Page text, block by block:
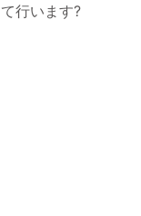
行います?